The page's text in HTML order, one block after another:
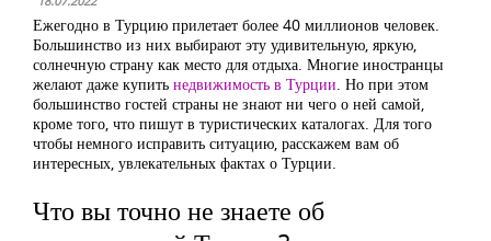
Ежегодно в Турцию прилетает более 40 миллионов человек.
Большинство из них выбирают эту удивительную, яркую,
солнечную страну как место для отдыха. Многие иностранцы
желают даже купить недвижимость в Турции. Но при этом
большинство гостей страны не знают ни чего о ней самой,
кроме того, что пишут в туристических каталогах. Для того
чтобы немного исправить ситуацию, расскажем вам об
интересных, увлекательных фактах о Турции.
Что вы точно не знаете об